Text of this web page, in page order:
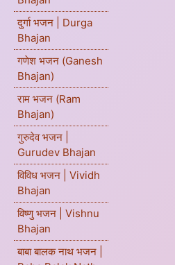
दुर्गा भजन | Durga
Bhajan
गणेश भजन (Ganesh
Bhajan)
राम भजन (Ram
Bhajan)
गुरुदेव भजन |
Gurudev Bhajan
विविध भजन | Vividh
Bhajan
विष्णु भजन | Vishnu
Bhajan
बाबा बालक नाथ भजन |